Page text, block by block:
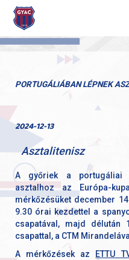
PORTUGÁLIÁBAN LÉPNEK
2024-12-13
Asztalitenisz
A győriek a portugáliai
asztalhoz az Európa-
mérkőzésüket december
9.30 órai kezdettel a
csapatával, majd délután
csapattal, a CTM
A mérkőzések az ETTU